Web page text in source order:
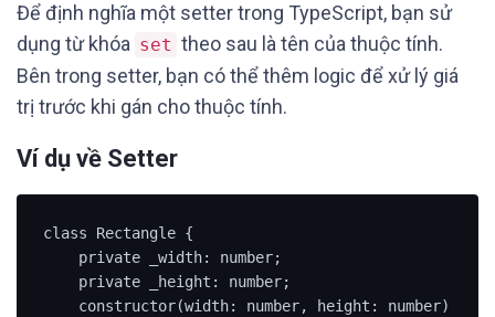
Để định nghĩa một setter trong TypeScript, bạn sử
dụng từ khóa set theo sau là tên của thuộc tính.
Bên trong setter, bạn có thể thêm logic để xử lý giá
trị trước khi gán cho thuộc tính.
Ví dụ về Setter
class Rectangle {